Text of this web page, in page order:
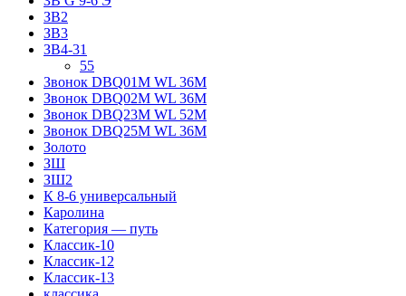
ЗВ2
ЗВ3
ЗВ4-31
55
Звонок DBQ01M WL 36M
Звонок DBQ02M WL 36M
Звонок DBQ23M WL 52M
Звонок DBQ25M WL 36M
Золото
ЗШ
ЗШ2
К 8-6 универсальный
Каролина
Категория — путь
Классик-10
Классик-12
Классик-13